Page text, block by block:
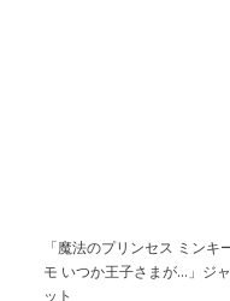
「魔法のプリンセス ミンキ
モ いつか王子さまが…」ジ
ット